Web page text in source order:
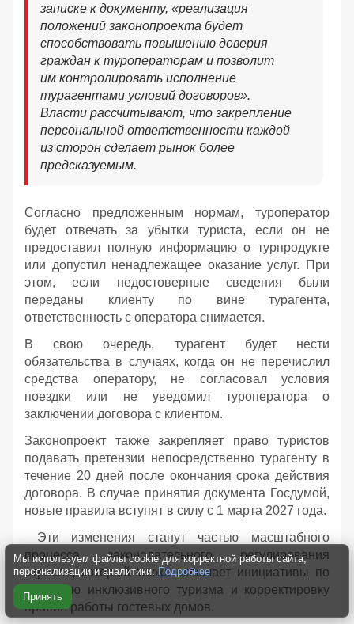
записке к документу, «реализация
положений законопроекта будет
способствовать повышению доверия
граждан к туроператорам и позволит
им контролировать исполнение
турагентами условий договоров».
Власти рассчитывают, что закрепление
персональной ответственности каждой
из сторон сделает рынок более
предсказуемым.
Согласно предложенным нормам, туроператор
будет отвечать за убытки туриста, если он не
предоставил полную информацию о турпродукте
или допустил ненадлежащее оказание услуг. При
этом, если недостоверные сведения были
переданы клиенту по вине турагента,
ответственность с оператора снимается.
В свою очередь, турагент будет нести
обязательства в случаях, когда он не перечислил
средства оператору, не согласовал условия
поездки или не уведомил туроператора о
заключении договора с клиентом.
Законопроект также закрепляет право туристов
подавать претензии непосредственно турагенту в
течение 20 дней после окончания срока действия
договора. В случае принятия документа Госдумой,
новые правила вступят в силу с 1 марта 2027 года.
Эти изменения станут частью масштабного
процесса законодательного регулирования
отрасли, который также включает инициативы по
развитию инклюзивного туризма и корректировку
правил работы гостевых домов.
Мы используем файлы cookie для корректной работы сайта,
персонализации и аналитики. Подробнее
Принять